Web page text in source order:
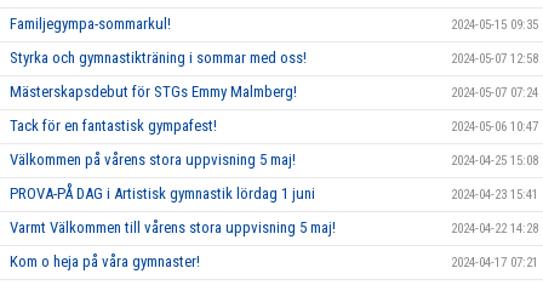
Familjegympa-sommarkul! 2024-05-15 09:35
Styrka och gymnastikträning i sommar med oss! 2024-05-07 12:58
Mästerskapsdebut för STGs Emmy Malmberg! 2024-05-07 07:24
Tack för en fantastisk gympafest! 2024-05-06 10:47
Välkommen på vårens stora uppvisning 5 maj! 2024-04-25 15:08
PROVA-PÅ DAG i Artistisk gymnastik lördag 1 juni 2024-04-23 15:41
Varmt Välkommen till vårens stora uppvisning 5 maj! 2024-04-22 14:28
Kom o heja på våra gymnaster! 2024-04-17 07:21